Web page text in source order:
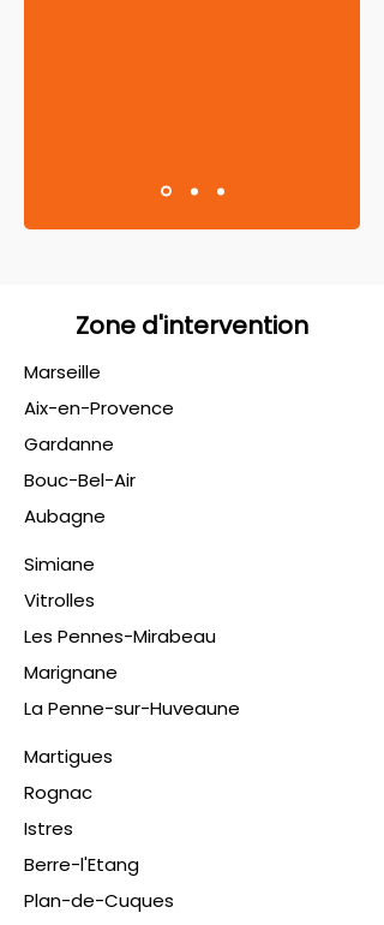
Zone d'intervention
Marseille
Aix-en-Provence
Gardanne
Bouc-Bel-Air
Aubagne
Simiane
Vitrolles
Les Pennes-Mirabeau
Marignane
La Penne-sur-Huveaune
Martigues
Rognac
Istres
Berre-l'Etang
Plan-de-Cuques